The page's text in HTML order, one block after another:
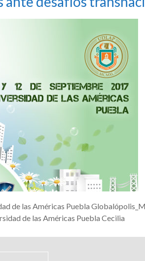
de las Américas Puebla
de las Américas Puebla Cecilia